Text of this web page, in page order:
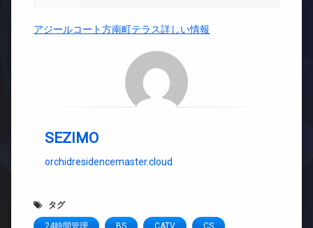
アジールコート方南町テラス詳しい情報
SEZIMO
orchidresidencemaster.cloud
タグ
24時間管理 BS CATV CS